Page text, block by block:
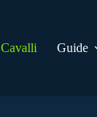
Cavalli Guide